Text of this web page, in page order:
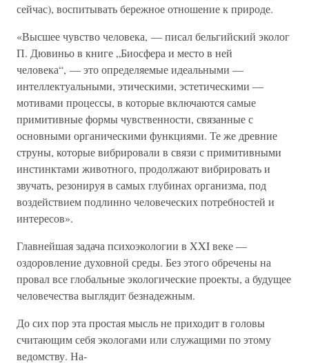
сейчас), воспитывать бережное отношение к природе.
«Высшее чувство человека, — писал бельгийский эколог
П. Дювиньо в книге „Биосфера и место в ней
человека“, — это определяемые идеальными —
интеллектуальными, этическими, эстетическими —
мотивами процессы, в которые включаются самые
примитивные формы чувственности, связанные с
основными органическими функциями. Те же древние
струны, которые вибрировали в связи с примитивными
инстинктами животного, продолжают вибрировать и
звучать, резонируя в самых глубинах организма, под
воздействием подлинно человеческих потребностей и
интересов».
Главнейшая задача психоэкологии в XXI веке —
оздоровление духовной среды. Без этого обречены на
провал все глобальные экологические проекты, а будущее
человечества выглядит безнадежным.
До сих пор эта простая мысль не приходит в головы
считающим себя экологами или служащими по этому
ведомству. На-